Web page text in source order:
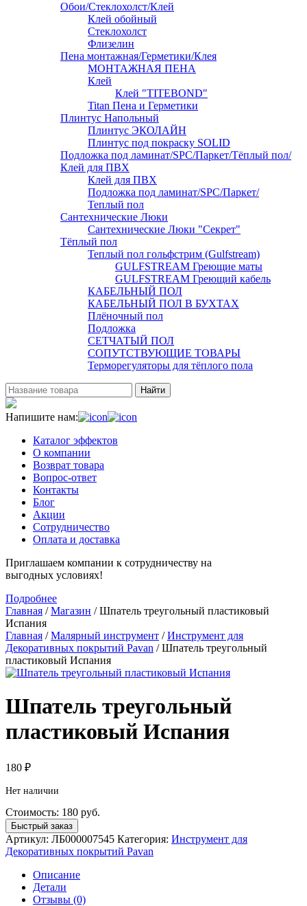
Обои/Стеклохолст/Клей
Клей обойный
Стеклохолст
Флизелин
Пена монтажная/Герметики/Клея
МОНТАЖНАЯ ПЕНА
Клей
Клей "TITEBOND"
Titan Пена и Герметики
Плинтус Напольный
Плинтус ЭКОЛАЙН
Плинтус под покраску SOLID
Подложка под ламинат/SPC/Паркет/Тёплый пол/
Клей для ПВХ
Клей для ПВХ
Подложка под ламинат/SPC/Паркет/
Теплый пол
Сантехнические Люки
Сантехнические Люки "Секрет"
Тёплый пол
Теплый пол гольфстрим (Gulfstream)
GULFSTREAM Греющие маты
GULFSTREAM Греющий кабель
КАБЕЛЬНЫЙ ПОЛ
КАБЕЛЬНЫЙ ПОЛ В БУХТАХ
Плёночный пол
Подложка
СЕТЧАТЫЙ ПОЛ
СОПУТСТВУЮЩИЕ ТОВАРЫ
Терморегуляторы для тёплого пола
Найти
Напишите нам:
Каталог эффектов
О компании
Возврат товара
Вопрос-ответ
Контакты
Блог
Акции
Сотрудничество
Оплата и доставка
Приглашаем компании к сотрудничеству на
выгодных условиях!
Подробнее
Главная /Магазин /Шпатель треугольный пластиковый
Испания
Главная /Малярный инструмент /Инструмент для
Декоративных покрытий Pavan / Шпатель треугольный
пластиковый Испания
Шпатель треугольный
пластиковый Испания
180 ₽
Нет наличии
Стоимость: 180 руб.
Быстрый заказ
Артикул: ЛБ000007545 Категория: Инструмент для
Декоративных покрытий Pavan
Описание
Детали
Отзывы (0)